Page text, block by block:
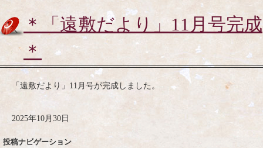
＊「遠敷だより」11月号完成
＊
「遠敷だより」11月号が完成しました。
2025年10月30日
投稿ナビゲーション